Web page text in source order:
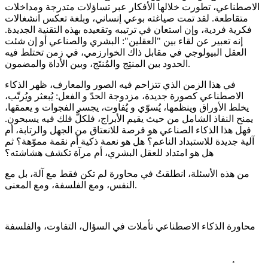
الاصطناعي، تطورت خلالها الأفكار عبر تساؤلات متدرجة ومداخلات
متقاطعة. لقد تمت صياغته بوعي إنساني، وبلغة تعكس انشغالات
فكرية فردية، وإن استعان في ترتيبه وتقعيده بهذه التقنية الجديدة.
إنه تعبير عن لقاء بين "العقلين": البشري والصناعي أو إن شئت
العقل البيولوجي في مقابل ذاك الخوارزمي، في زمن تختلط فيه
الحدود بين المنتِج والمُنتَج، وبين الأداة والمضمون.
في هذا الزمن الذي تتزاحم فيه الصور والمعارف، ظهر الذكاء
الاصطناعي كصورة جديدة، مزدوجة الحدّ و الفعل: يُبعثر ويُرتّب،
يخلط الأوراق وينظمها، يُسوّي و يُفاوت، يجسر الفجوات و يعمقها،
يمنح النفاذ الشامل من حيث يقيم الأبراج، فلكلٌّ فلك فيه يسبحون.
فهل هذا الذكاء الصناعي هو فرصة للانعتاق من الجهل والرتابة، أم
آلية جديدة للاستبداد الناعم؟ هل هو نعمة ذكية أم نقمة مموّهة؟ ثم
هل هو امتداد للعقل البشري، أم مرآة تكشف هشاشته؟
من هذه الأسئلة، انطلقتُ في محاورة لم تكن فقط مع آلة، بل مع
النفس، ومع الفلسفة، ومع المعنى.
محاورة الذكاء الاصطناعي تأملات في السؤال، التفاوت، والفلسفة